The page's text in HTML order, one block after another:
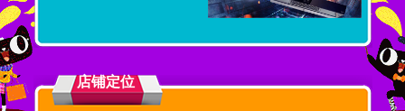
店铺定位